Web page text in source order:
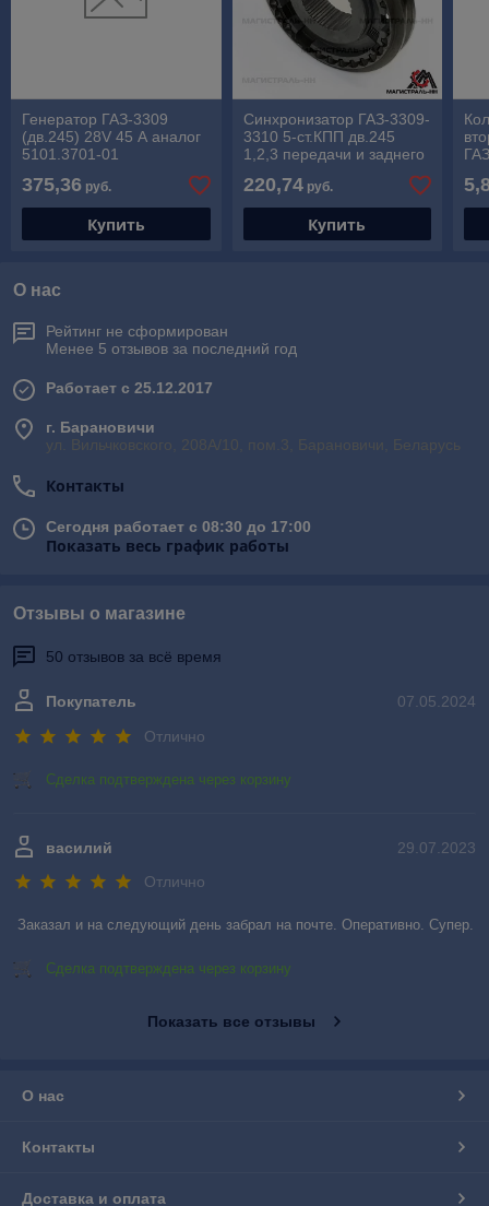
Генератор ГАЗ-3309
(дв.245) 28V 45 А аналог
5101.3701-01
375,36 руб.
Купить
Синхронизатор ГАЗ-3309-
3310 5-ст.КПП дв.245
1,2,3 передачи и заднего
сухарей)
220,74руб.
Купить
О нас
Рейтинг не сформирован
Менее 5 отзывов за последний год
Работает с 25.12.2017
г. Барановичи
ул. Вильчковского, 208А/10, пом.3, Барановичи, Беларусь
Контакты
Сегодня работает с 08:30 до 17:00
Показать весь график работы
Отзывы о магазине
50 отзывов за всё время
07.05.2024
Покупатель
Отлично
Сделка подтверждена через корзину
29.07.2023
василий
Отлично
Заказал и на следующий день забрал на почте. Оперативно. Супер.
Сделка подтверждена через корзину
Показать все отзывы
О нас
Контакты
Доставка и оплата